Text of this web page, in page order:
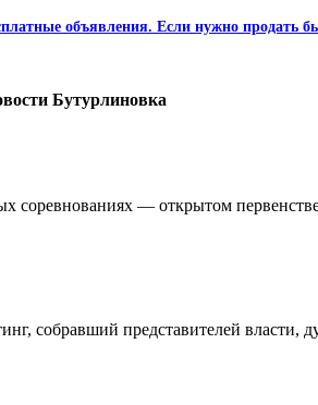
объявления. Если нужно продать
Бутурлиновка
— открытом
собравший представителей